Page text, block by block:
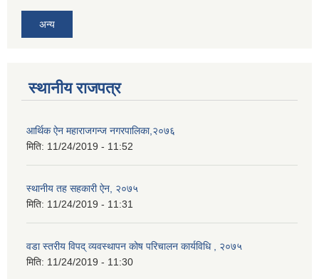
अन्य
स्थानीय राजपत्र
आर्थिक ऐन महाराजगन्ज नगरपालिका,२०७६
मिति: 11/24/2019 - 11:52
स्थानीय तह सहकारी ऐन, २०७५
मिति: 11/24/2019 - 11:31
वडा स्तरीय विपद् व्यवस्थापन कोष परिचालन कार्यविधि , २०७५
मिति: 11/24/2019 - 11:30